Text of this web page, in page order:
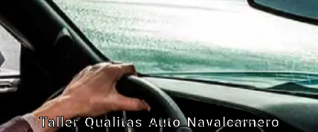
Taller Qualitas Auto Navalcarnero